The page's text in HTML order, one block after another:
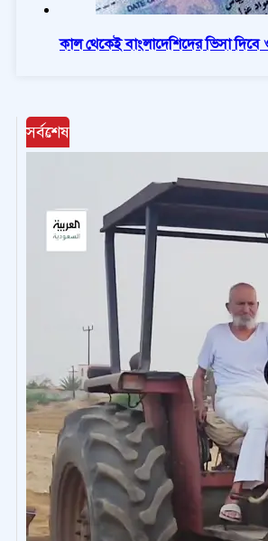
কাল থেকেই বাংলাদেশিদের ভিসা দিবে
সর্বশেষ